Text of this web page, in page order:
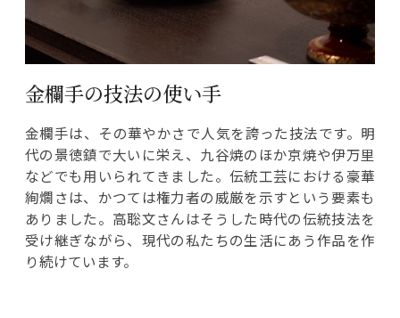
金欄手の技法の使い手
金欄手は、その華やかさで人気を誇った技法です。明
代の景徳鎮で大いに栄え、九谷焼のほか京焼や伊万里
などでも用いられてきました。伝統工芸における豪華
絢爛さは、かつては権力者の威厳を示すという要素も
ありました。高聡文さんはそうした時代の伝統技法を
受け継ぎながら、現代の私たちの生活にあう作品を作
り続けています。